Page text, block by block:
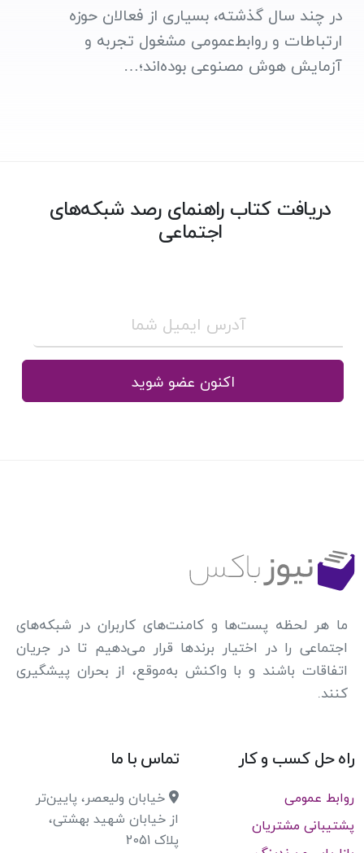
در چند سال گذشته، بسیاری از فعالان حوزه
ارتباطات و روابط‌عمومی مشغول تجربه و
آزمایش هوش مصنوعی بوده‌اند؛…
دریافت کتاب راهنمای رصد شبکه‌های
اجتماعی
اکنون عضو شوید
ما هر لحظه پست‌ها و کامنت‌های کاربران در شبکه‌های
اجتماعی را در اختیار برندها قرار می‌دهیم تا در جریان
اتفاقات باشند و با واکنش به‌موقع، از بحران پیشگیری
کنند.
راه حل کسب و کار
روابط عمومی
پشتیبانی مشتریان
تماس با ما
خیابان ولیعصر، پایین‌تر
از خیابان شهید بهشتی،
پلاک 2051